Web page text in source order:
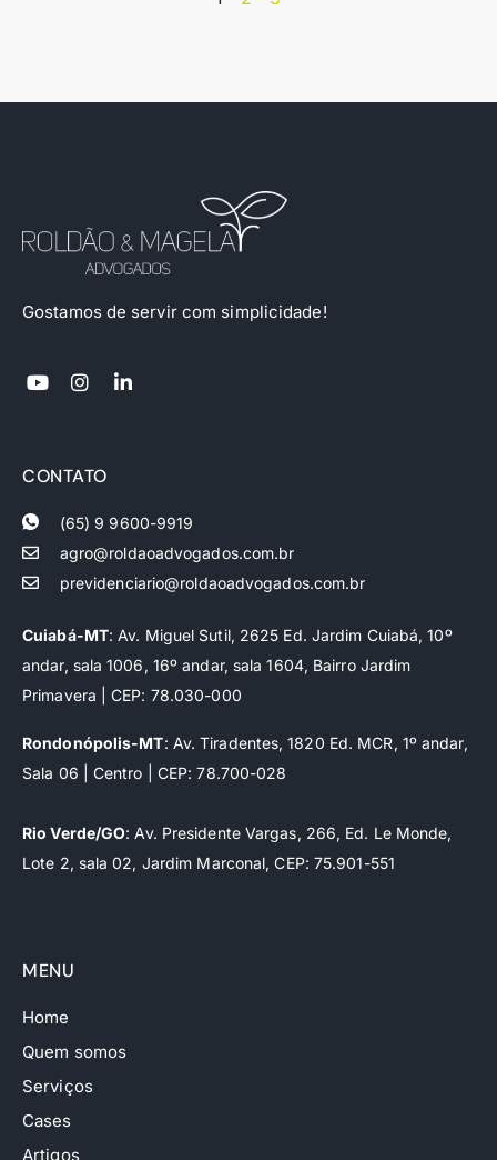
Gostamos de servir com simplicidade!
CONTATO
(65) 9 9600-9919
agro@roldaoadvogados.com.br
previdenciario@roldaoadvogados.com.br
Cuiabá-MT: Av. Miguel Sutil, 2625 Ed. Jardim Cuiabá, 10º
andar, sala 1006, 16º andar, sala 1604, Bairro Jardim
Primavera | CEP: 78.030-000
Rondonópolis-MT: Av. Tiradentes, 1820 Ed. MCR, 1º andar,
Sala 06 | Centro | CEP: 78.700-028
Rio Verde/GO: Av. Presidente Vargas, 266, Ed. Le Monde,
Lote 2, sala 02, Jardim Marconal, CEP: 75.901-551
MENU
Home
Quem somos
Serviços
Cases
Artigos